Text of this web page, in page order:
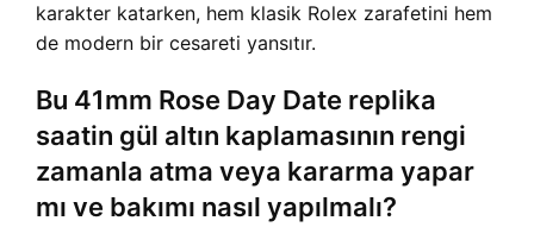
karakter katarken, hem klasik Rolex zarafetini hem
de modern bir cesareti yansıtır.
Bu 41mm Rose Day Date replika
saatin gül altın kaplamasının rengi
zamanla atma veya kararma yapar
mı ve bakımı nasıl yapılmalı?